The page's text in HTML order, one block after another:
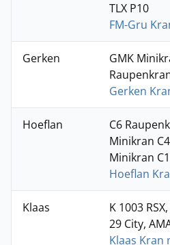
TLX P10
FM-Gru
Gerken
GMK
Gerken
Hoeflan
C6
Minikran
Minikran
Hoeflan
Klaas
K 1003
29 City,
Klaas Kran